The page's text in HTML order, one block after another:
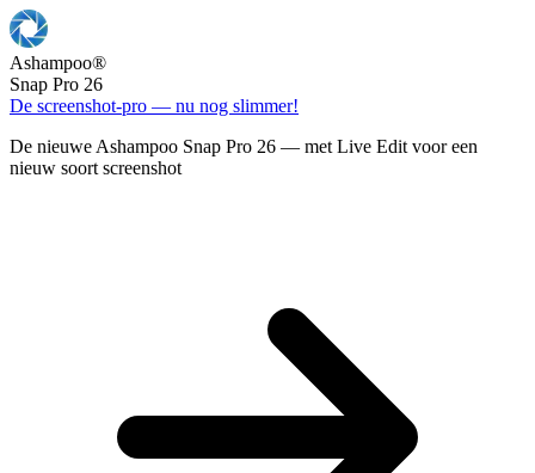
Ashampoo®
Snap Pro 26
De screenshot-pro — nu nog slimmer!
De nieuwe Ashampoo Snap Pro 26 — met Live Edit voor een
nieuw soort screenshot